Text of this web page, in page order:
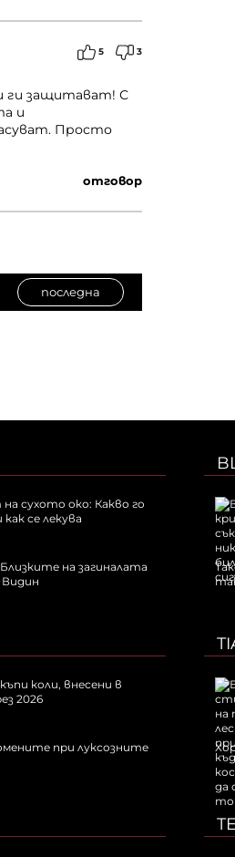
5 3
ги защитават! С
и
Просто
отговор
последна
сухото око: Какво го
се лекува
на загиналата
Видин
коли, внесени в
2026
при луксозните